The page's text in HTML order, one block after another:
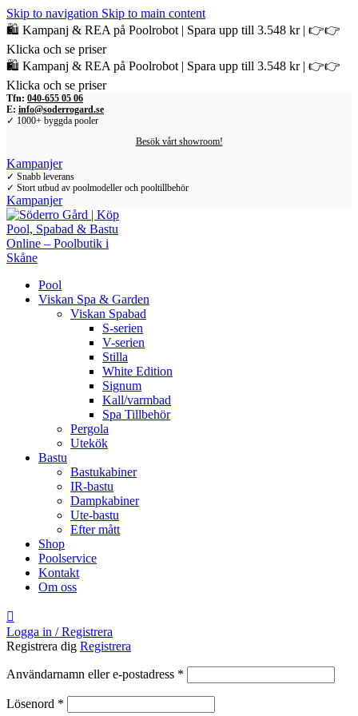
Skip to navigation Skip to main content
🛍️ Kampanj & REA på Poolrobot | Spara upp till 3.548 kr | 👉👉
Klicka och se priser
🛍️ Kampanj & REA på Poolrobot | Spara upp till 3.548 kr | 👉👉
Klicka och se priser
Tfn: 040-655 05 06
E: info@soderrogard.se
✓ 1000+ byggda pooler
Besök vårt showroom!
Kampanjer
✓ Snabb leverans
✓ Stort utbud av poolmodeller och pooltillbehör
Kampanjer
Pool
Viskan Spa & Garden
Viskan Spabad
S-serien
V-serien
Stilla
White Edition
Signum
Kall/varmbad
Spa Tillbehör
Pergola
Utekök
Bastu
Bastukabiner
IR-bastu
Dampkabiner
Ute-bastu
Efter mått
Shop
Poolservice
Kontakt
Om oss
Logga in / Registrera
Registrera dig Registrera
Användarnamn eller e-postadress *
Lösenord *